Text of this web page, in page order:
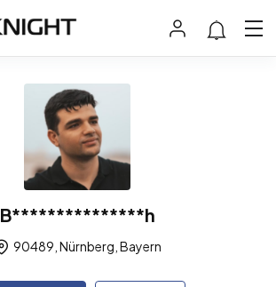
B***************h
90489, Nürnberg, Bayern